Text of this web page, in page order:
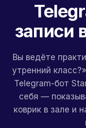
записи
Вы ведёте
утренний
Telegram-бот
себя —
коврик в зале и